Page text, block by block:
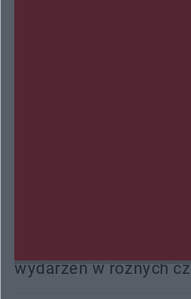
wydarzeń w różnych